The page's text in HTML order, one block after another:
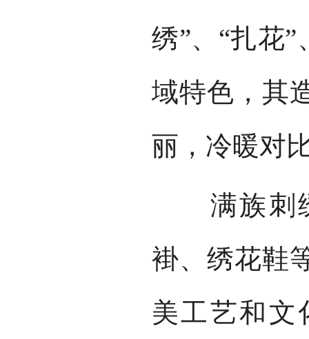
绣”、“扎花
域特色，其
丽，冷暖对
满族刺绣
褂、绣花鞋
美工艺和文